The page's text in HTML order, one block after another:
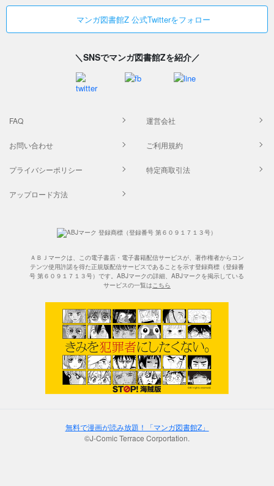
マンガ図書館Z 公式Twitterをフォロー
＼SNSでマンガ図書館Zを紹介／
FAQ 運営会社
お問い合わせ ご利用規約
プライバシーポリシー 特定商取引法
アップロード方法
ＡＢＪマークは、この電子書店・電子書籍配信サービスが、著作権者からコン
テンツ使用許諾を得た正規版配信サービスであることを示す登録商標（登録番
号 第６０９１７１３号）です。ABJマークの詳細、ABJマークを掲示している
サービスの一覧はこちら
無料で漫画が読み放題！「マンガ図書館Z」
©J-Comic Terrace Corportation.